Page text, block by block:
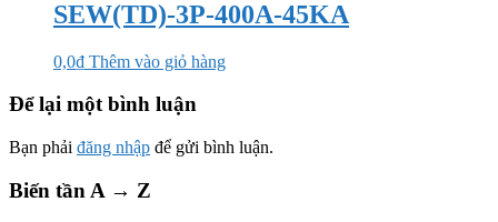
SEW(TD)-3P-400A-45KA
0,0₫ Thêm vào giỏ hàng
Để lại một bình luận
Bạn phải đăng nhập để gửi bình luận.
Biến tần A → Z